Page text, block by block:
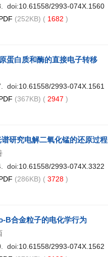
doi:10.61558/2993-074X.1560
(252KB) ( 1682 )
蛋白质和酶的直接电子转移
doi:10.61558/2993-074X.1561
(367KB) ( 2947 )
研究电解二氧化锰的还原过程
doi:10.61558/2993-074X.3322
(286KB) ( 3728 )
B合金粒子的电化学行为
doi:10.61558/2993-074X.1562